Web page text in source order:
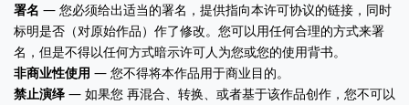
署名 — 您必须给出适当的署名，提供指向本许可协议的链接，同时
标明是否（对原始作品）作了修改。您可以用任何合理的方式来署
名，但是不得以任何方式暗示许可人为您或您的使用背书。
非商业性使用 — 您不得将本作品用于商业目的。
禁止演绎 — 如果您 再混合、转换、或者基于该作品创作，您不可以